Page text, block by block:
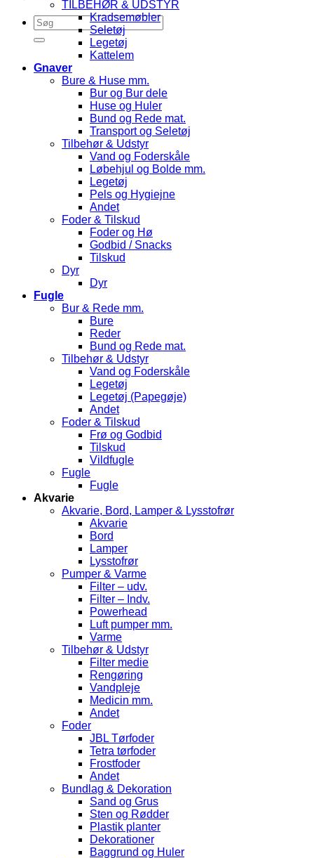
TILBEHØR & UDSTYR
Kradsemøbler
Seletøj
Legetøj
Kattelem
Gnaver
Bure & Huse mm.
Bur og Bur dele
Huse og Huler
Bund og Rede mat.
Transport og Seletøj
Tilbehør & Udstyr
Vand og Foderskåle
Løbehjul og Bolde mm.
Legetøj
Pels og Hygiejne
Andet
Foder & Tilskud
Foder og Hø
Godbid / Snacks
Tilskud
Dyr
Dyr
Fugle
Bur & Rede mm.
Bure
Reder
Bund og Rede mat.
Tilbehør & Udstyr
Vand og Foderskåle
Legetøj
Legetøj (Papegøje)
Andet
Foder & Tilskud
Frø og Godbid
Tilskud
Vildfugle
Fugle
Fugle
Akvarie
Akvarie, Bord, Lamper & Lysstofrør
Akvarie
Bord
Lamper
Lysstofrør
Pumper & Varme
Filter – udv.
Filter – Indv.
Powerhead
Luft pumper mm.
Varme
Tilbehør & Udstyr
Filter medie
Rengøring
Vandpleje
Medicin mm.
Andet
Foder
JBL Tørfoder
Tetra tørfoder
Frostfoder
Andet
Bundlag & Dekoration
Sand og Grus
Sten og Rødder
Plastik planter
Dekorationer
Baggrund og Huler